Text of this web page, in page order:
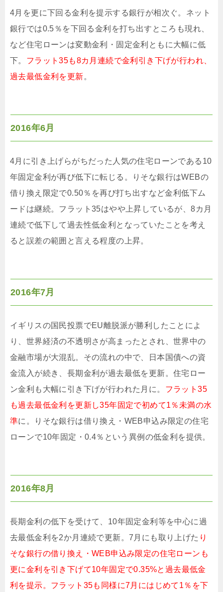
4月を更に下回る金利を提示する銀行が相次ぐ。ネット
銀行では0.5％を下回る金利を打ち出すところも現れ、
など住宅ローンは変動金利・固定金利ともに大幅に低
下。 フラット35も8カ月連続で金利引き下げが行われ、
過去最低金利を更新。
2016年6月
4月に引き上げらがちだった人気の住宅ローンである10
年固定金利が再び低下に転じる。りそな銀行はWEBの
借り換え限定で0.50％を再び打ち出すなど金利低下ム
ードは継続。フラット35はやや上昇しているが、8カ月
連続で低下して過去性低金利となっていたことを考え
ると誤差の範囲と言える程度の上昇。
2016年7月
イギリスの国民投票でEU離脱派が勝利したことによ
り、世界経済の不透明さが高まったとされ、世界中の
金融市場が大混乱。その流れの中で、日本国債への資
金流入が続き、長期金利が過去最低を更新。住宅ロー
ン金利も大幅に引き下げが行われた月に。 フラット35
も過去最低金利を更新し35年固定で初めて1％未満の水
準に。りそな銀行は借り換え・WEB申込み限定の住宅
ローンで10年固定・0.4％という異例の低金利を提供。
2016年8月
長期金利の低下を受けて、10年固定金利等を中心に過
去最低金利を2か月連続で更新。7月にも取り上げた り
そな銀行の借り換え・WEB申込み限定の住宅ローンも
更に金利を引き下げて10年固定で0.35%と過去最低金
利を提示。フラット35も同様に7月にはじめて1％を下